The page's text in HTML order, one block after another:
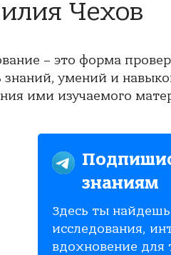
Чехов
– это форма
знаний, умений и
ими изучаемого
знаниям
Здесь ты
исследования,
вдохновение для